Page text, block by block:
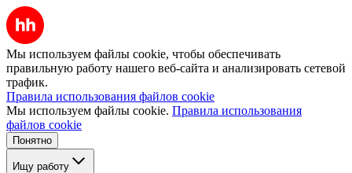
Мы используем файлы cookie, чтобы обеспечивать
правильную работу нашего веб-сайта и анализировать сетевой
трафик.
Правила использования файлов cookie
Мы используем файлы cookie. Правила использования
файлов cookie
Понятно
Ищу работу